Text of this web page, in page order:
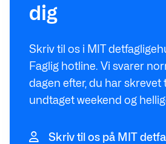
dig
Skriv til os i MIT
Faglig hotline. Vi svarer
dagen efter, du har skrevet
undtaget weekend og
Skriv til os på MIT